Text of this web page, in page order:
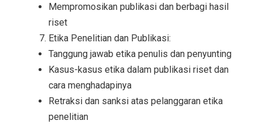
Mempromosikan publikasi dan berbagi hasil
riset
Etika Penelitian dan Publikasi:
Tanggung jawab etika penulis dan penyunting
Kasus-kasus etika dalam publikasi riset dan
cara menghadapinya
Retraksi dan sanksi atas pelanggaran etika
penelitian